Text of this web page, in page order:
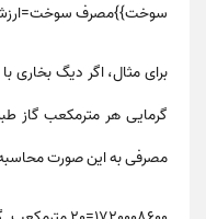
سوخت}}مصرف سوخت=
برای مثال، اگر دیگ بخاری با
مصرفی به این صورت